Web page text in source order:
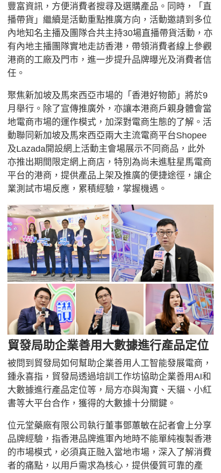
豐富資訊，方便消費者搜尋及選購產品。同時，「直
播帶貨」繼續是活動重點推廣方向，活動邀請到多位
內地知名主播及團隊合共主持30場直播帶貨活動，亦
有內地主播團隊實地走訪香港，帶領消費者線上參觀
港商的工廠及門市，進一步提升品牌曝光及消費者信
任。
聚焦新加坡及馬來西亞市場的「香港好物節」將於9
月舉行。除了宣傳推廣外，亦讓本港商戶親身體會當
地電商市場的運作模式，加深對電商生態的了解。活
動聯同新加坡及馬來西亞兩大主流電商平台Shopee
及Lazada開設網上活動主會場展示不同商品，此外
亦推出期間限定網上商店，特別為尚未進駐星馬電商
平台的港商，提供產品上架及推廣的便捷途徑，讓企
業測試市場反應，累積經驗，掌握機遇。
貿發局助企業善用大數據進行產品定位
被問到貿發局如何幫助企業善用人工智能發展電商，
鍾永喜指，貿發局透過培訓工作坊協助企業善用AI和
大數據進行產品定位等，局方亦與淘寶、天貓、小紅
書等大平台合作，獲得的大數據十分關鍵。
位元堂藥廠有限公司執行董事鄧蕙敏在記者會上分享
品牌經驗，指香港品牌進軍內地時不能單純複製香港
的市場模式，必須真正融入當地市場，深入了解消費
者的痛點，以用戶需求為核心，提供優質可靠的產